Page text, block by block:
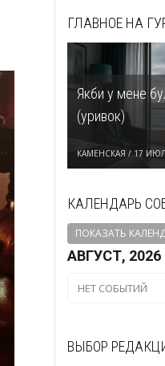
ГЛАВНОЕ НА
Якби у мене
(уривок)
КАМЕНСКАЯ / 17
КАЛЕНДАРЬ
ПОКАЗАТЬ
АВГУСТ, 2026
НЕТ СОБЫТИЙ
ВЫБОР